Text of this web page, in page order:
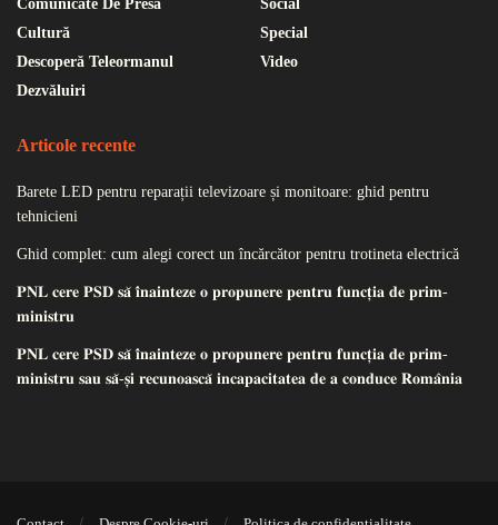
Comunicate De Presă
Cultură
Descoperă Teleormanul
Dezvăluiri
Social
Special
Video
Articole recente
Barete LED pentru reparații televizoare și monitoare: ghid pentru
tehnicieni
Ghid complet: cum alegi corect un încărcător pentru trotineta electrică
𝐏𝐍𝐋 𝐜𝐞𝐫𝐞 𝐏𝐒𝐃 𝐬𝐚̆ 𝐢̂𝐧𝐚𝐢𝐧𝐭𝐞𝐳𝐞 𝐨 𝐩𝐫𝐨𝐩𝐮𝐧𝐞𝐫𝐞 𝐩𝐞𝐧𝐭𝐫𝐮 𝐟𝐮𝐧𝐜𝐭̦𝐢𝐚 𝐝𝐞 𝐩𝐫𝐢𝐦-
𝐦𝐢𝐧𝐢𝐬𝐭𝐫𝐮
𝐏𝐍𝐋 𝐜𝐞𝐫𝐞 𝐏𝐒𝐃 𝐬𝐚̆ 𝐢̂𝐧𝐚𝐢𝐧𝐭𝐞𝐳𝐞 𝐨 𝐩𝐫𝐨𝐩𝐮𝐧𝐞𝐫𝐞 𝐩𝐞𝐧𝐭𝐫𝐮 𝐟𝐮𝐧𝐜𝐭̦𝐢𝐚 𝐝𝐞 𝐩𝐫𝐢𝐦-
𝐦𝐢𝐧𝐢𝐬𝐭𝐫𝐮 𝐬𝐚𝐮 𝐬𝐚̆-𝐬̦𝐢 𝐫𝐞𝐜𝐮𝐧𝐨𝐚𝐬𝐜𝐚̆ 𝐢𝐧𝐜𝐚𝐩𝐚𝐜𝐢𝐭𝐚𝐭𝐞𝐚 𝐝𝐞 𝐚 𝐜𝐨𝐧𝐝𝐮𝐜𝐞 𝐑𝐨𝐦𝐚̂𝐧𝐢𝐚